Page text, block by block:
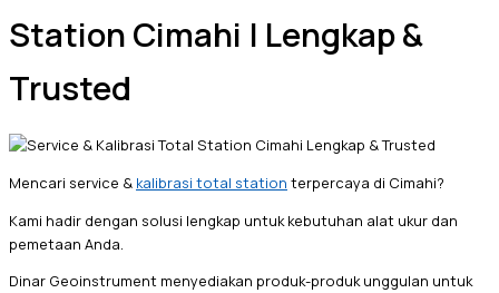
Station Cimahi | Lengkap &
Trusted
Mencari service & kalibrasi total station terpercaya di Cimahi?
Kami hadir dengan solusi lengkap untuk kebutuhan alat ukur dan
pemetaan Anda.
Dinar Geoinstrument menyediakan produk-produk unggulan untuk